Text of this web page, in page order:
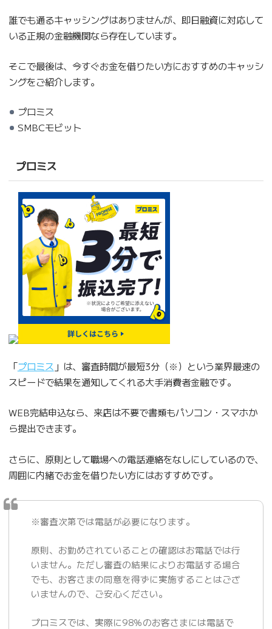
誰でも通るキャッシングはありませんが、即日融資に対応して
いる正規の金融機関なら存在しています。
そこで最後は、今すぐお金を借りたい方におすすめのキャッシ
ングをご紹介します。
プロミス
SMBCモビット
プロミス
「プロミス 」は、審査時間が最短3分（※）という業界最速の
スピードで結果を通知してくれる大手消費者金融です。
WEB完結申込なら、来店は不要で書類もパソコン・スマホか
ら提出できます。
さらに、原則として職場への電話連絡をなしにしているので、
周囲に内緒でお金を借りたい方にはおすすめです。
※審査次第では電話が必要になります。
原則、お勤めされていることの確認はお電話では行
いません。ただし審査の結果によりお電話する場合
でも、お客さまの同意を得ずに実施することはござ
いませんので、ご安心ください。
プロミスでは、実際に98％のお客さまには電話で